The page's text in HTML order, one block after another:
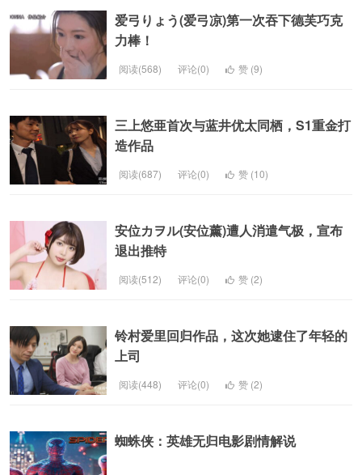
爱弓りょう(爱弓凉)第一次吞下德芙巧克
力棒！
阅读(568) 评论(0) 赞 (9)
三上悠亜首次与蓝井优太同栖，S1重金打
造作品
阅读(687) 评论(0) 赞 (10)
安位カヲル(安位薰)遭人消遣气极，宣布
退出推特
阅读(512) 评论(0) 赞 (2)
铃村爱里回归作品，这次她逮住了年轻的
上司
阅读(448) 评论(0) 赞 (2)
蜘蛛侠：英雄无归电影剧情解说